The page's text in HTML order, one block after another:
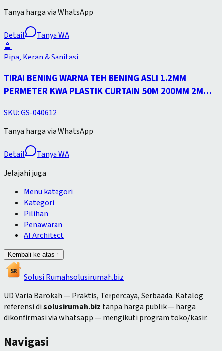
Tanya harga via WhatsApp
Detail
Tanya WA
🚿
Pipa, Keran & Sanitasi
TIRAI BENING WARNA TEH BENING ASLI 1.2MM
PERMETER KWA PLASTIK CURTAIN 50M 200MM 2MM
SKU:GS-040612
Tanya harga via WhatsApp
Detail
Tanya WA
Jelajahi juga
Menu kategori
Kategori
Pilihan
Penawaran
AI Architect
Kembali ke atas ↑
SR
Solusi Rumahsolusirumah.biz
UD Varia Barokah—Praktis, Terpercaya, Serbaada. Katalog
referensi disolusirumah.biz tanpa harga publik —harga
dikonfirmasi via whatsapp — mengikuti program toko/kasir.
Navigasi